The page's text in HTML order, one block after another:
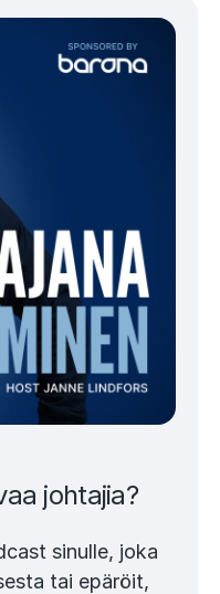
johtajia?
sinulle, joka
tai epäröit,